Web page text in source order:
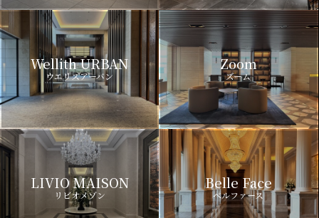
Wellith URBAN
ウエリスアーバン
Zoom
ズーム
LIVIO MAISON
リビオメゾン
Belle Face
ベルファース